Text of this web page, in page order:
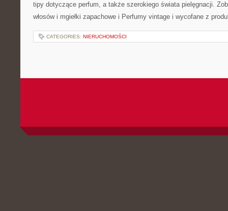
tipy dotyczące perfum, a także szerokiego świata pielęgnacji.
włosów i mgiełki zapachowe i Perfumy vintage i wycofane z
CATEGORIES: NIERUCHOMOŚCI